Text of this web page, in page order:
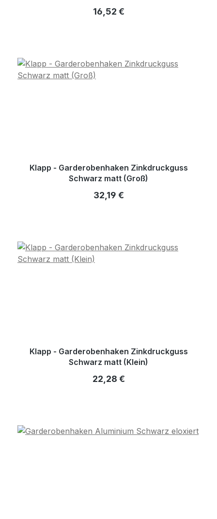
Regulärer Preis:
16,52 €
Klapp - Garderobenhaken Zinkdruckguss
Schwarz matt (Groß)
Regulärer Preis:
32,19 €
Klapp - Garderobenhaken Zinkdruckguss
Schwarz matt (Klein)
Regulärer Preis:
22,28 €